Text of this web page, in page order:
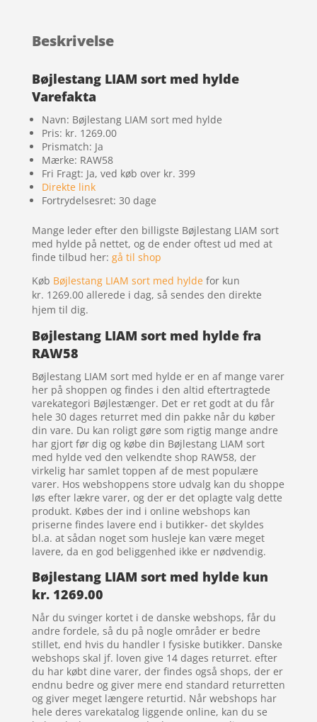
Beskrivelse
Bøjlestang LIAM sort med hylde
Varefakta
Navn: Bøjlestang LIAM sort med hylde
Pris: kr. 1269.00
Prismatch: Ja
Mærke: RAW58
Fri Fragt: Ja, ved køb over kr. 399
Direkte link
Fortrydelsesret: 30 dage
Mange leder efter den billigste Bøjlestang LIAM sort
med hylde på nettet, og de ender oftest ud med at
finde tilbud her: gå til shop
Køb Bøjlestang LIAM sort med hyldefor kun
kr. 1269.00 allerede i dag, så sendes den direkte
hjem til dig.
Bøjlestang LIAM sort med hylde fra
RAW58
Bøjlestang LIAM sort med hylde er en af mange varer
her på shoppen og findes i den altid eftertragtede
varekategori Bøjlestænger. Det er ret godt at du får
hele 30 dages returret med din pakke når du køber
din vare. Du kan roligt gøre som rigtig mange andre
har gjort før dig og købe din Bøjlestang LIAM sort
med hylde ved den velkendte shop RAW58, der
virkelig har samlet toppen af de mest populære
varer. Hos webshoppens store udvalg kan du shoppe
løs efter lækre varer, og der er det oplagte valg dette
produkt. Købes der ind i online webshops kan
priserne findes lavere end i butikker- det skyldes
bl.a. at sådan noget som husleje kan være meget
lavere, da en god beliggenhed ikke er nødvendig.
Bøjlestang LIAM sort med hylde kun
kr. 1269.00
Når du svinger kortet i de danske webshops, får du
andre fordele, så du på nogle områder er bedre
stillet, end hvis du handler I fysiske butikker. Danske
webshops skal jf. loven give 14 dages returret. efter
du har købt dine varer, der findes også shops, der er
endnu bedre og giver mere end standard returretten
og giver meget længere returtid. Når webshops har
hele deres varekatalog liggende online, kan du se